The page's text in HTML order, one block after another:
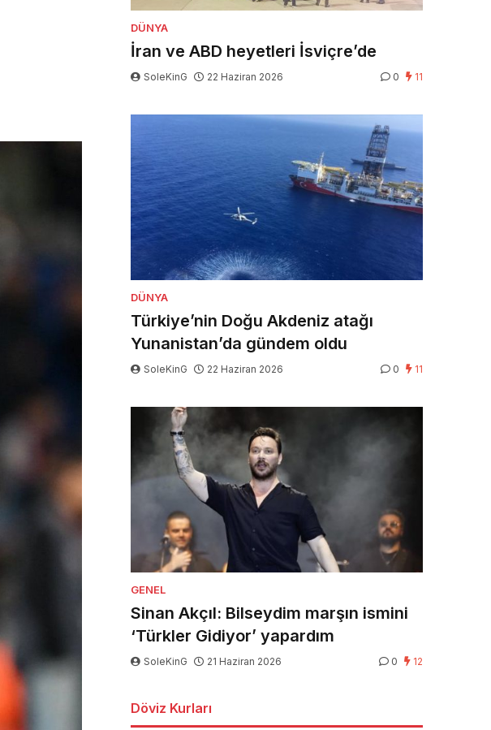
DÜNYA
İran ve ABD heyetleri İsviçre’de
SoleKinG 22 Haziran 2026 0 11
DÜNYA
Türkiye’nin Doğu Akdeniz atağı
Yunanistan’da gündem oldu
SoleKinG 22 Haziran 2026 0 11
GENEL
Sinan Akçıl: Bilseydim marşın ismini
‘Türkler Gidiyor’ yapardım
SoleKinG 21 Haziran 2026 0 12
Döviz Kurları